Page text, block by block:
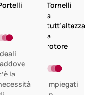
la
Tornelli
a
tutt’altezza
a
rotore
impiegati